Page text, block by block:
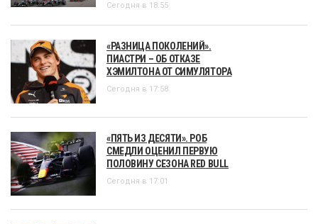
Сегодня в 18:55
«РАЗНИЦА ПОКОЛЕНИЙ».
ПИАСТРИ – ОБ ОТКАЗЕ
ХЭМИЛТОНА ОТ СИМУЛЯТОРА
Сегодня в 17:58
«ПЯТЬ ИЗ ДЕСЯТИ». РОБ
СМЕДЛИ ОЦЕНИЛ ПЕРВУЮ
ПОЛОВИНУ СЕЗОНА RED BULL
Сегодня в 17:01